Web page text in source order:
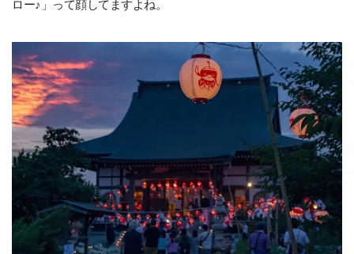
ロー♪」って顔してますよね。